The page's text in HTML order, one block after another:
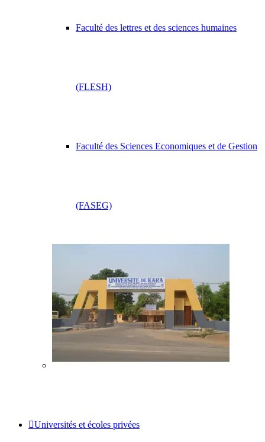
Faculté des lettres et des sciences humaines
(FLESH)
Faculté des Sciences Economiques et de Gestion
(FASEG)
Universités et écoles privées